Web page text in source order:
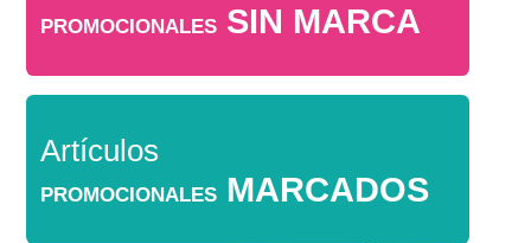
PROMOCIONALES SIN MARCA
Artículos
PROMOCIONALES MARCADOS